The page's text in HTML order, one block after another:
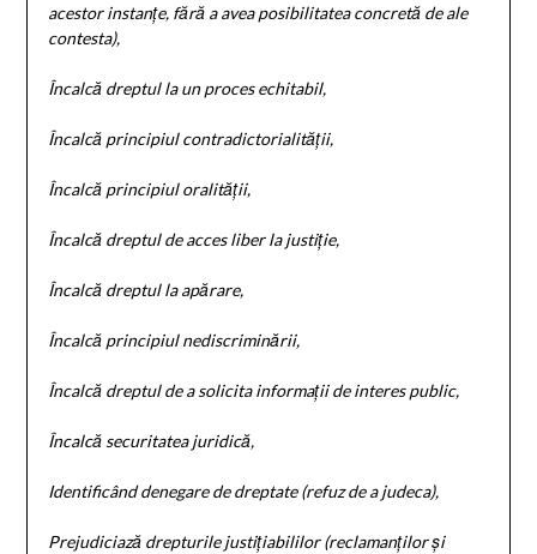
acestor instanțe, fără a avea posibilitatea concretă de ale
contesta),
Încalcă dreptul la un proces echitabil,
Încalcă principiul contradictorialității,
Încalcă principiul oralității,
Încalcă dreptul de acces liber la justiție,
Încalcă dreptul la apărare,
Încalcă principiul nediscriminării,
Încalcă dreptul de a solicita informații de interes public,
Încalcă securitatea juridică,
Identificând denegare de dreptate (refuz de a judeca),
Prejudiciază drepturile justițiabililor (reclamanților și